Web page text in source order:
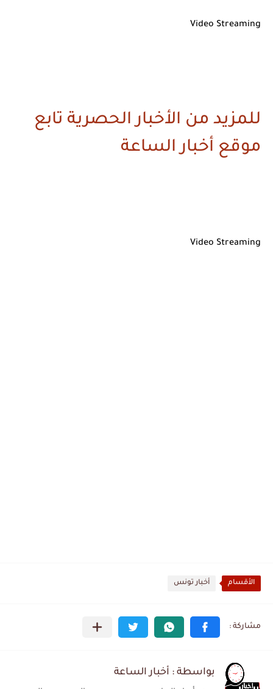
Video Streaming
للمزيد من الأخبار الحصرية تابع
موقع أخبار الساعة
Video Streaming
الأقسام أخبار تونس
بواسطة : أخبار الساعة